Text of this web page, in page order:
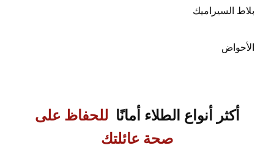
بلاط السيراميك
الأحواض
أكثر أنواع الطلاء أمانًا للحفاظ على
صحة عائلتك